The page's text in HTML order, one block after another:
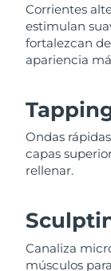
Corrientes
estimulan
fortalezcan
apariencia
Ondas
capas
rellenar.
Canaliza
músculos